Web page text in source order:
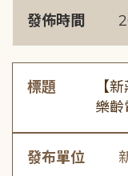
發佈時間
標題
【
樂齡
發布單位